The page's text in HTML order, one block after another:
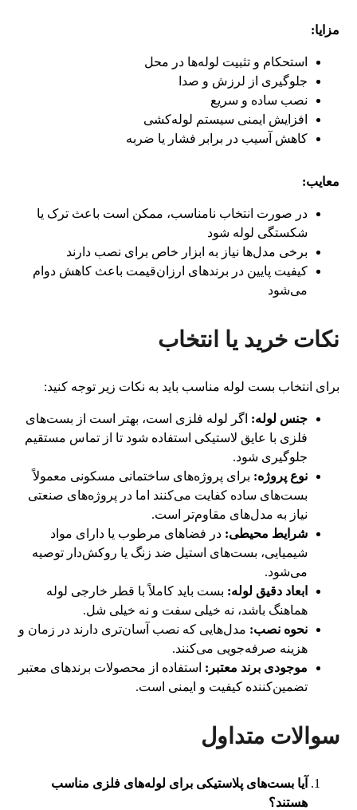
مزایا:
استحکام و تثبیت لوله‌ها در محل
جلوگیری از لرزش و صدا
نصب ساده و سریع
افزایش ایمنی سیستم لوله‌کشی
کاهش آسیب در برابر فشار یا ضربه
معایب:
در صورت انتخاب نامناسب، ممکن است باعث ترک یا
شکستگی لوله شود
برخی مدل‌ها نیاز به ابزار خاص برای نصب دارند
کیفیت پایین در برندهای ارزان‌قیمت باعث کاهش دوام
می‌شود
نکات خرید یا انتخاب
برای انتخاب بست لوله مناسب باید به نکات زیر توجه کنید:
جنس لوله: اگر لوله فلزی است، بهتر است از بست‌های
فلزی با عایق لاستیکی استفاده شود تا از تماس مستقیم
جلوگیری شود.
نوع پروژه: برای پروژه‌های ساختمانی مسکونی معمولاً
بست‌های ساده کفایت می‌کنند اما در پروژه‌های صنعتی
نیاز به مدل‌های مقاوم‌تر است.
شرایط محیطی: در فضاهای مرطوب یا دارای مواد
شیمیایی، بست‌های استیل ضد زنگ یا روکش‌دار توصیه
می‌شود.
ابعاد دقیق لوله: بست باید کاملاً با قطر خارجی لوله
هماهنگ باشد، نه خیلی سفت و نه خیلی شل.
نحوه نصب: مدل‌هایی که نصب آسان‌تری دارند در زمان و
هزینه صرفه‌جویی می‌کنند.
موجودی برند معتبر: استفاده از محصولات برندهای معتبر
تضمین‌کننده کیفیت و ایمنی است.
سوالات متداول
آیا بست‌های پلاستیکی برای لوله‌های فلزی مناسب
هستند؟